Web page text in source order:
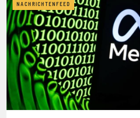
NACHRICHTENFEED